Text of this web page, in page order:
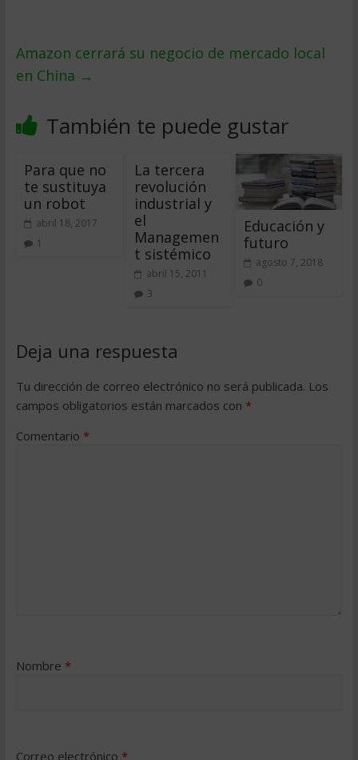
Amazon cerrará su negocio de mercado local
en China →
También te puede gustar
Para que no
te sustituya
un robot
abril 18, 2017
1
La tercera
revolución
industrial y
el
Managemen
t sistémico
abril 15, 2011
3
Educación y
futuro
agosto 7, 2018
0
Deja una respuesta
Tu dirección de correo electrónico no será publicada. Los
campos obligatorios están marcados con *
Comentario *
Nombre *
Correo electrónico *